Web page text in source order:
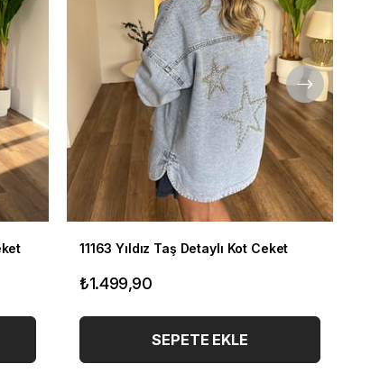
11163 Yıldız Taş Detaylı Kot Ceket
₺1.499,90
SEPETE EKLE